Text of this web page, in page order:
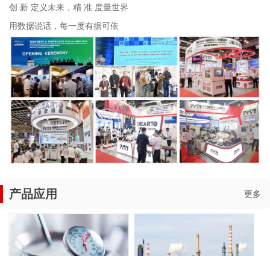
创 新 定义未来，精 准 度量世界
用数据说话，每一度有据可依
产品应用 更多